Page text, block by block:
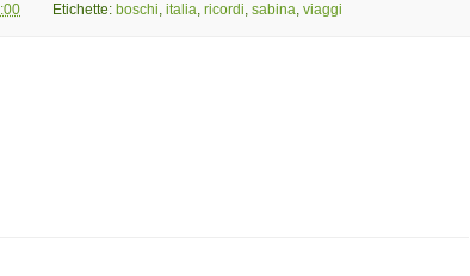
Etichette: boschi italia ricordi sabina viaggi